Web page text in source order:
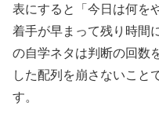
表にすると「今日は何を
着手が早まって残り時間
の自学ネタは判断の回数
した配列を崩さないこと
す。